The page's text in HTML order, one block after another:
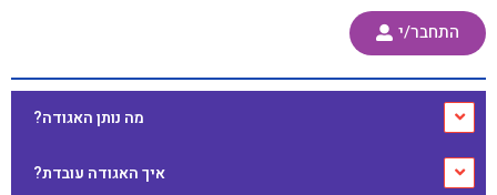
דילוג
לתוכן
התחבר/י
מה נותן האגודה?
איך האגודה עובדת?